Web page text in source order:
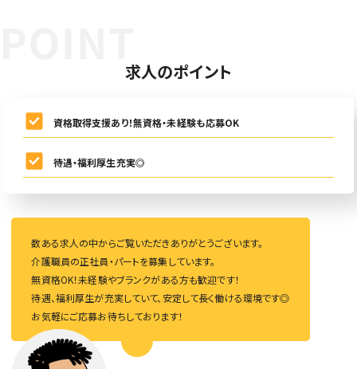
求人のポイント
資格取得支援あり！無資格・未経験も応募OK
待遇・福利厚生充実◎
数ある求人の中からご覧いただきありがとうございます。
介護職員の正社員・パートを募集しています。
無資格OK！未経験やブランクがある方も歓迎です！
待遇、福利厚生が充実していて、安定して長く働ける環境です◎
お気軽にご応募お待ちしております！